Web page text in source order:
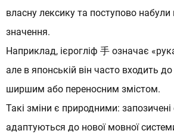
власну лексику та поступово набули
значення.
Наприклад, ієрогліф 手 означає
але в японській він часто входить до
ширшим або переносним змістом.
Такі зміни є природними:
адаптуються до нової мовної
Оберіть
Натискаючи кнопку
Положення про обробку і захист
Відправити
Оберіть
Натискаючи кнопку
Положення про обробку і захист
Відправити
Повернутися на